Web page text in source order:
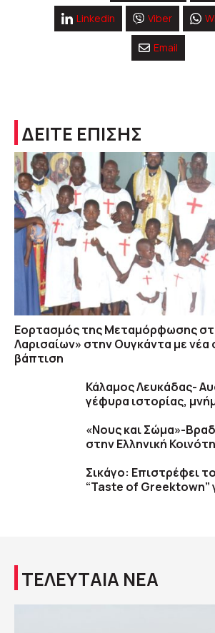
Linkedin Viber
Email
ΔΕΙΤΕ ΕΠΙΣΗΣ
Εορτασμός της Μεταμόρφωσης
Λαρισαίων» στην Ουγκάντα με νέα
βάπτιση
Κάλαμος Λευκάδας-
γέφυρα ιστορίας,
«Νους και Σώμα»-
στην Ελληνική
Σικάγο: Επιστρέφει
“Taste of Greektown”
ΤΕΛΕΥΤΑΙΑ ΝΕΑ